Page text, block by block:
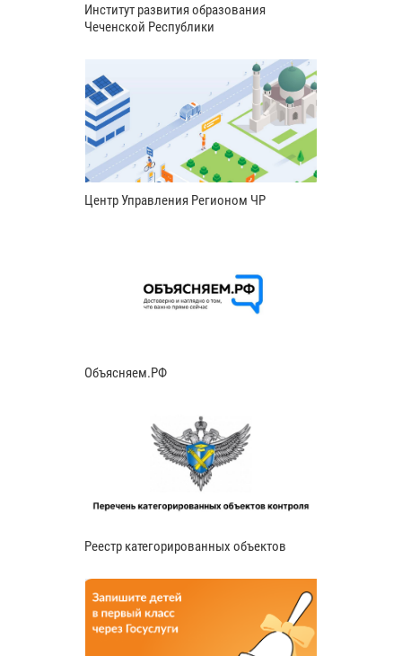
Институт развития образования
Чеченской Республики
Центр Управления Регионом ЧР
Объясняем.РФ
Реестр категорированных объектов